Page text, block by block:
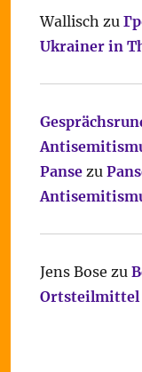
Wallisch zu
Ukrainer in
Pansezu
Jens Bose zu
Ortsteilmittel